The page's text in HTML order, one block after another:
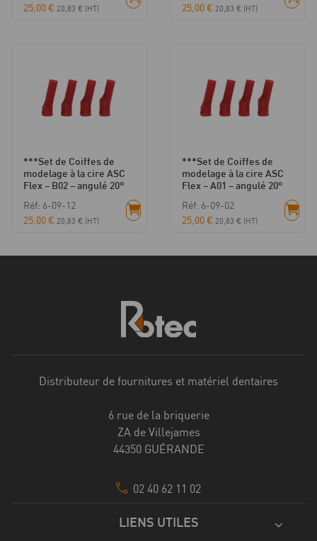
25,00€ 20,83 € (HT)
25,00€ 20,83 € (HT)
***Set de Coiffes de
modelage à la cire ASC
Flex – B02 – angulé 20°
Réf: 6-09-12
25,00€ 20,83 € (HT)
***Set de Coiffes de
modelage à la cire ASC
Flex – A01 – angulé 20°
Réf: 6-09-02
25,00€ 20,83 € (HT)
Distributeur de fournitures et matériel dentaires
6 rue de la briquerie
ZA de Villejames
44350 GUÉRANDE
02 40 62 11 02
LIENS UTILES